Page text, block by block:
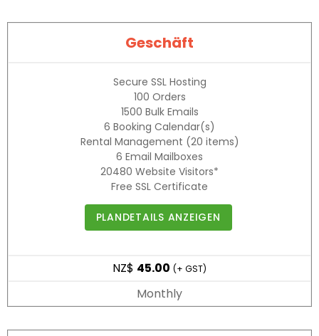
Geschäft
Secure SSL Hosting
100 Orders
1500 Bulk Emails
6 Booking Calendar(s)
Rental Management (20 items)
6 Email Mailboxes
20480 Website Visitors*
Free SSL Certificate
PLANDETAILS ANZEIGEN
NZ$ 45.00 (+ GST)
Monthly